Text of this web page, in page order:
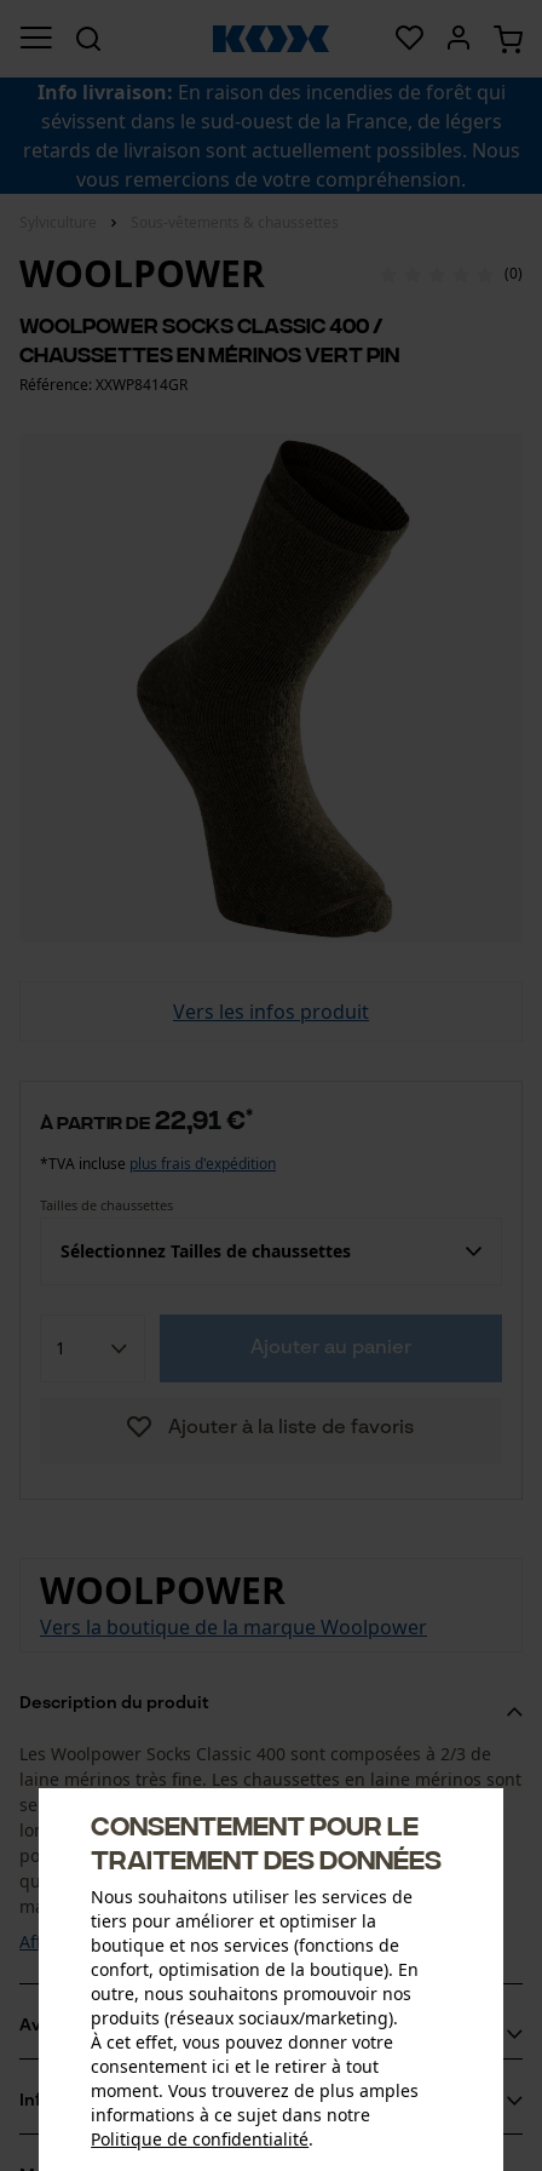
Info livraison: En raison des incendies de forêt qui
sévissent dans le sud-ouest de la France, de légers
retards de livraison sont actuellement possibles. Nous
vous remercions de votre compréhension.
WOOLPOWER (0)
Woolpower Socks Classic 400 /
Chaussettes en mérinos vert pin
Référence: XXWP8414GR
Vers les infos produit
à partir de 22,91 €*
*TVA incluse plus frais d'expédition
Tailles de chaussettes
Sélectionnez Tailles de chaussettes
Ajouter au panier
Ajouter à la liste de favoris
WOOLPOWER
Vers la boutique de la marque Woolpower
Description du produit
Les Woolpower Socks Classic 400 sont composées à 2/3 de
laine mérinos très fine. Les chaussettes en laine mérinos sont
selon un procédé de tricotage circulaire sans coutures
longitudinales. Le tissu éponge des chaussettes mérinos
possède d'excellentes propriétés d'isolation, ce qui signifie
que vos pieds restent au chaud, même mouillés. Grâce aux
matériaux utilisés, ...
Afficher plus
Avantages du produit
thermorégulateur
Grâce à la proportion élevée de laine mérinos, ces
Informations sur le produit
Consentement pour le
traitement des données
Nous souhaitons utiliser les services de
tiers pour améliorer et optimiser la
boutique et nos services (fonctions de
confort, optimisation de la boutique). En
outre, nous souhaitons promouvoir nos
produits (réseaux sociaux/marketing).
À cet effet, vous pouvez donner votre
consentement ici et le retirer à tout
moment. Vous trouverez de plus amples
informations à ce sujet dans notre
Politique de confidentialité.
partager